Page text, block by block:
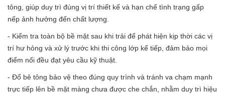
tông, giúp duy trì đúng vị trí thiết kế và hạn chế tình trạng gấp
nếp ảnh hưởng đến chất lượng.
- Kiểm tra toàn bộ bề mặt sau khi trải để phát hiện kịp thời các vị
trí hư hỏng và xử lý trước khi thi công lớp kế tiếp, đảm bảo mọi
điểm nối đều đạt yêu cầu kỹ thuật.
- Đổ bê tông bảo vệ theo đúng quy trình và tránh va chạm mạnh
trực tiếp lên bề mặt màng chưa được che chắn, nhằm duy trì hiệu